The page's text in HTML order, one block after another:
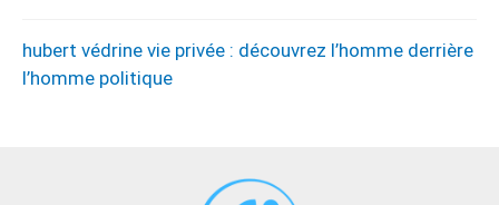
hubert védrine vie privée : découvrez l’homme derrière
l’homme politique